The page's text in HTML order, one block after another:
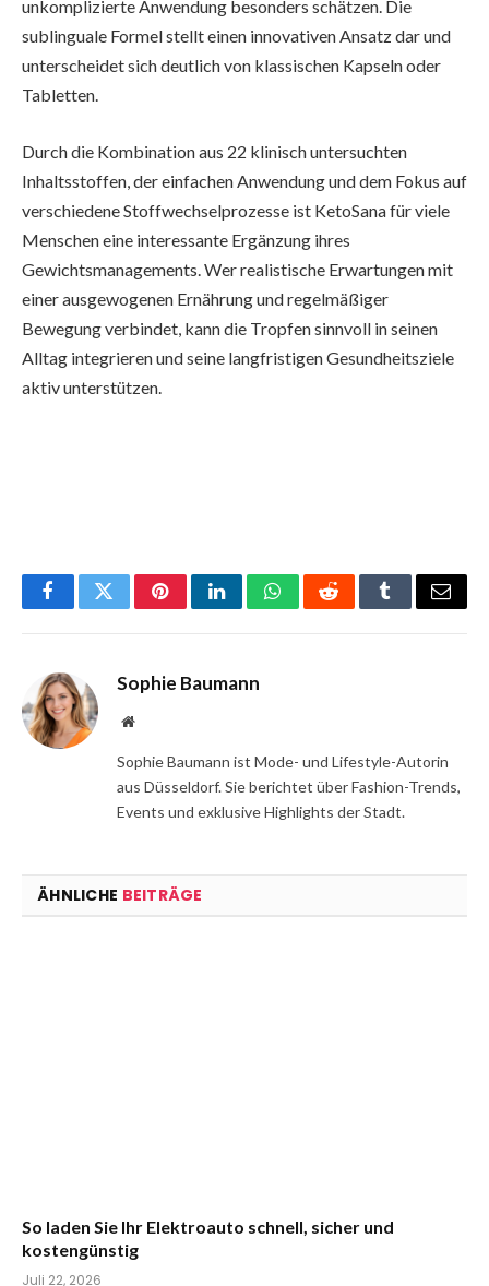
unkomplizierte Anwendung besonders schätzen. Die
sublinguale Formel stellt einen innovativen Ansatz dar und
unterscheidet sich deutlich von klassischen Kapseln oder
Tabletten.
Durch die Kombination aus 22 klinisch untersuchten
Inhaltsstoffen, der einfachen Anwendung und dem Fokus auf
verschiedene Stoffwechselprozesse ist KetoSana für viele
Menschen eine interessante Ergänzung ihres
Gewichtsmanagements. Wer realistische Erwartungen mit
einer ausgewogenen Ernährung und regelmäßiger
Bewegung verbindet, kann die Tropfen sinnvoll in seinen
Alltag integrieren und seine langfristigen Gesundheitsziele
aktiv unterstützen.
FacebookTwitterPinterestLinkedInWhatsAppRedditTumblrEmail
Sophie Baumann
Website
Sophie Baumann ist Mode- und Lifestyle-Autorin
aus Düsseldorf. Sie berichtet über Fashion-Trends,
Events und exklusive Highlights der Stadt.
ÄHNLICHE BEITRÄGE
So laden Sie Ihr Elektroauto schnell, sicher und
kostengünstig
Juli 22, 2026